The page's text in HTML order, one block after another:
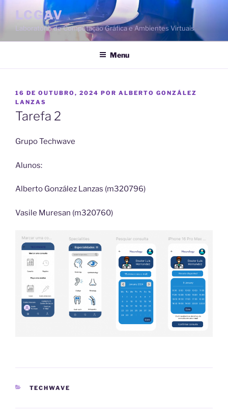
conteúdo
LCGAV
Laboratório de Computação Gráfica e Ambientes Virtuais
Menu
PUBLICADO
EM
16 DE OUTUBRO, 2024 POR ALBERTO GONZÁLEZ
LANZAS
Tarefa 2
Grupo Techwave
Alunos:
Alberto González Lanzas (m320796)
Vasile Muresan (m320760)
CATEGORIAS
TECHWAVE